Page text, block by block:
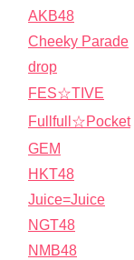
AKB48
Cheeky Parade
drop
FES☆TIVE
Fullfull☆Pocket
GEM
HKT48
Juice=Juice
NGT48
NMB48